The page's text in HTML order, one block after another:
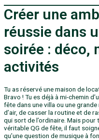
Créer une
réussie dans
soirée : déco,
activités
Tu as réservé une maison de
Bravo ! Tu es déjà à mi-chemin
fête dans une villa ou une grande
d’air, de casser la routine et de
qui sort de l’ordinaire. Mais
véritable QG de fête, il faut
qu’une question de musique à